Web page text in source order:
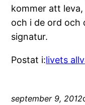
kommer att
och i de ord och
signatur.
Postat i:livets
september 9, 2012